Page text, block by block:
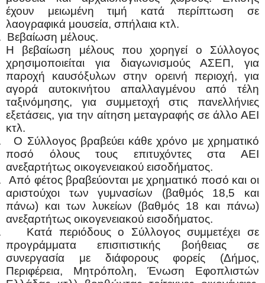
έχουν μειωμένη τιμή κατά περίπτωση σε
λαογραφικά μουσεία, σπήλαια κτλ.
Βεβαίωση μέλους.
Η βεβαίωση μέλους που χορηγεί ο Σύλλογος
χρησιμοποιείται για διαγωνισμούς ΑΣΕΠ, για
παροχή καυσόξυλων στην ορεινή περιοχή, για
αγορά αυτοκινήτου απαλλαγμένου από τέλη
ταξινόμησης, για συμμετοχή στις πανελλήνιες
εξετάσεις, για την αίτηση μεταγραφής σε άλλο ΑΕΙ
κτλ.
Ο Σύλλογος βραβεύει κάθε χρόνο με χρηματικό
ποσό όλους τους επιτυχόντες στα ΑΕΙ
ανεξαρτήτως οικογενειακού εισοδήματος.
Από φέτος βραβεύονται με χρηματικό ποσό και οι
αριστούχοι των γυμνασίων (βαθμός 18,5 και
πάνω) και των λυκείων (βαθμός 18 και πάνω)
ανεξαρτήτως οικογενειακού εισοδήματος.
Κατά περιόδους ο Σύλλογος συμμετέχει σε
προγράμματα επισιτιστικής βοήθειας σε
συνεργασία με διάφορους φορείς (Δήμος,
Περιφέρεια, Μητρόπολη, Ένωση Εφοπλιστών